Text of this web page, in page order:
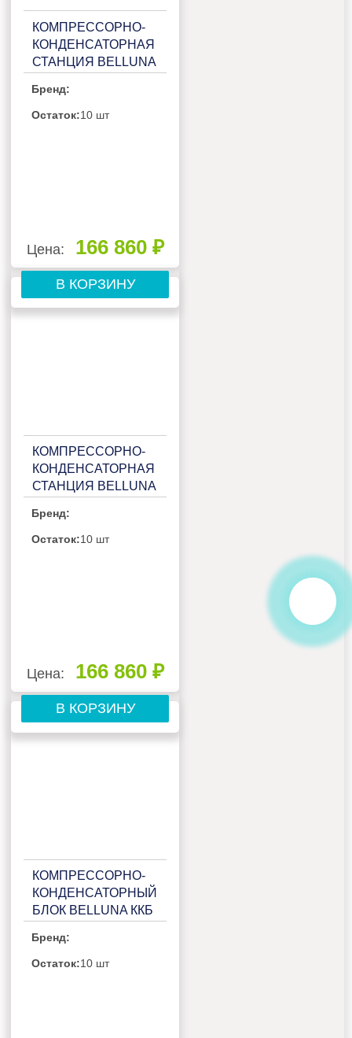
КОМПРЕССОРНО-
КОНДЕНСАТОРНАЯ
СТАНЦИЯ BELLUNA
ПОТРЕБИТЕЛЯ, С
РЕСИВЕРОМ,
Бренд:
Остаток:10 шт
Цена: 166 860 ₽
В КОРЗИНУ
КОМПРЕССОРНО-
КОНДЕНСАТОРНАЯ
СТАНЦИЯ BELLUNA
ПОТРЕБИТЕЛЯ,
БЕЗ РЕСИВЕРА С
Бренд:
Остаток:10 шт
Цена: 166 860 ₽
В КОРЗИНУ
КОМПРЕССОРНО-
КОНДЕНСАТОРНЫЙ
БЛОК BELLUNA ККБ
ПОТРЕБИТЕЛЬ,
БЕЗ РЕСИВЕРА С
Бренд:
Остаток:10 шт